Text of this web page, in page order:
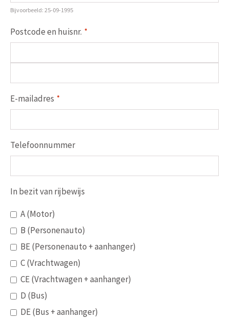
Bijvoorbeeld: 25-09-1995
Postcode en huisnr.
E-mailadres
Telefoonnummer
In bezit van rijbewijs
A (Motor)
B (Personenauto)
BE (Personenauto + aanhanger)
C (Vrachtwagen)
CE (Vrachtwagen + aanhanger)
D (Bus)
DE (Bus + aanhanger)